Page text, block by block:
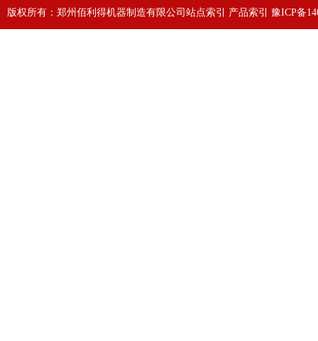
版权所有：郑州佰利得机器制造有限公司 站点索引 产品索引 豫ICP备